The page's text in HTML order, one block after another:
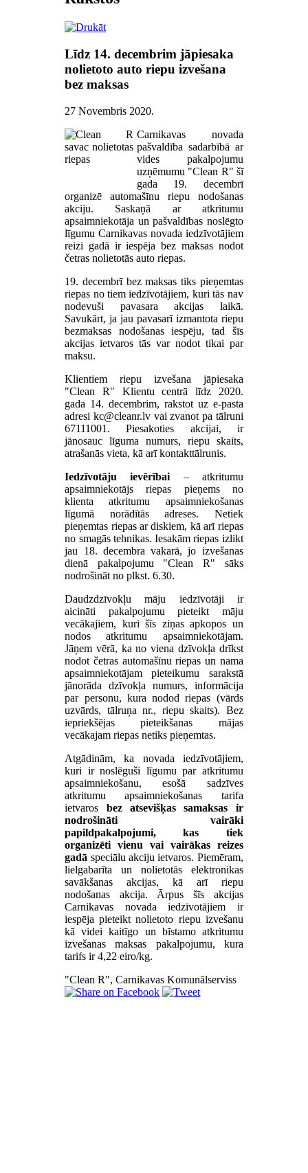
Līdz 14. decembrim jāpiesaka
nolietoto auto riepu izvešana
bez maksas
27 Novembris 2020.
Carnikavas novada
pašvaldība sadarbībā ar
vides pakalpojumu
uzņēmumu "Clean R" šī
gada 19. decembrī
organizē automašīnu riepu nodošanas
akciju. Saskaņā ar atkritumu
apsaimniekotāja un pašvaldības noslēgto
līgumu Carnikavas novada iedzīvotājiem
reizi gadā ir iespēja bez maksas nodot
četras nolietotās auto riepas.
19. decembrī bez maksas tiks pieņemtas
riepas no tiem iedzīvotājiem, kuri tās nav
nodevuši pavasara akcijas laikā.
Savukārt, ja jau pavasarī izmantota riepu
bezmaksas nodošanas iespēju, tad šīs
akcijas ietvaros tās var nodot tikai par
maksu.
Klientiem riepu izvešana jāpiesaka
"Clean R" Klientu centrā līdz 2020.
gada 14. decembrim, rakstot uz e-pasta
adresi
vai zvanot pa tālruni
67111001. Piesakoties akcijai, ir
jānosauc līguma numurs, riepu skaits,
atrašanās vieta, kā arī kontakttālrunis.
Iedzīvotāju ievērībai – atkritumu
apsaimniekotājs riepas pieņems no
klienta atkritumu apsaimniekošanas
līgumā norādītās adreses. Netiek
pieņemtas riepas ar diskiem, kā arī riepas
no smagās tehnikas. Iesakām riepas izlikt
jau 18. decembra vakarā, jo izvešanas
dienā pakalpojumu "Clean R" sāks
nodrošināt no plkst. 6.30.
Daudzdzīvokļu māju iedzīvotāji ir
aicināti pakalpojumu pieteikt māju
vecākajiem, kuri šīs ziņas apkopos un
nodos atkritumu apsaimniekotājam.
Jāņem vērā, ka no viena dzīvokļa drīkst
nodot četras automašīnu riepas un nama
apsaimniekotājam pieteikumu sarakstā
jānorāda dzīvokļa numurs, informācija
par personu, kura nodod riepas (vārds
uzvārds, tālruņa nr., riepu skaits). Bez
iepriekšējas pieteikšanas mājas
vecākajam riepas netiks pieņemtas.
Atgādinām, ka novada iedzīvotājiem,
kuri ir noslēguši līgumu par atkritumu
apsaimniekošanu, esošā sadzīves
atkritumu apsaimniekošanas tarifa
ietvaros bez atsevišķas samaksas ir
nodrošināti vairāki
papildpakalpojumi, kas tiek
organizēti vienu vai vairākas reizes
gadā speciālu akciju ietvaros. Piemēram,
lielgabarīta un nolietotās elektronikas
savākšanas akcijas, kā arī riepu
nodošanas akcija. Ārpus šīs akcijas
Carnikavas novada iedzīvotājiem ir
iespēja pieteikt nolietoto riepu izvešanu
kā videi kaitīgo un bīstamo atkritumu
izvešanas maksas pakalpojumu, kura
tarifs ir 4,22 eiro/kg.
"Clean R", Carnikavas Komunālserviss